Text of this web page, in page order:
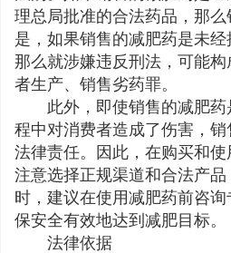
理总局批准的合法药品，那
是，如果销售的减肥药是未经
那么就涉嫌违反刑法，可能
者生产、销售劣药罪。
此外，即使销售的减肥药
程中对消费者造成了伤害，
法律责任。因此，在购买和
注意选择正规渠道和合法产
时，建议在使用减肥药前咨
保安全有效地达到减肥目标。
法律依据